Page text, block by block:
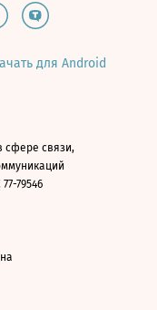
для Android
сфере связи,
79546